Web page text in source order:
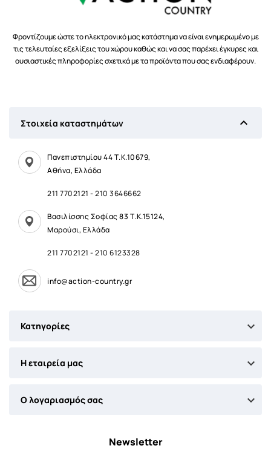
Φροντίζουμε ώστε το ηλεκτρονικό μας κατάστημα να είναι ενημερωμένο με
τις τελευταίες εξελίξεις του χώρου καθώς και να σας παρέχει έγκυρες και
ουσιαστικές πληροφορίες σχετικά με τα προϊόντα που σας ενδιαφέρουν.
Στοιχεία καταστημάτων 
Πανεπιστημίου 44 Τ.Κ.10679,
Αθήνα, Ελλάδα
211 7702121 -210 3646662
Βασιλίσσης Σοφίας 83 Τ.Κ.15124,
Μαρούσι, Ελλάδα
211 7702121 -210 6123328
info@action-country.gr
Κατηγορίες 
Η εταιρεία μας 
Ο λογαριασμός σας 
Newsletter